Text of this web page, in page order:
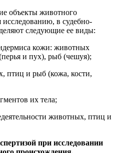
объекты животного
в судебно-
следующие ее виды:
кожи: животных
и пух), рыб (чешуя);
птиц и рыб (кожа, кости,
их тела;
животных, птиц и
при исследовании